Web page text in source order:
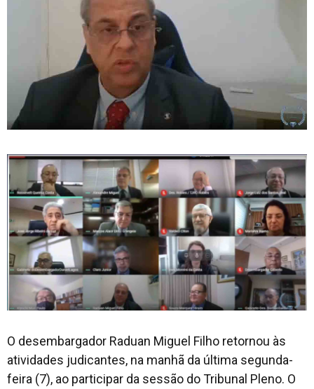
O desembargador Raduan Miguel Filho retornou às
atividades judicantes, na manhã da última segunda-
feira (7), ao participar da sessão do Tribunal Pleno. O